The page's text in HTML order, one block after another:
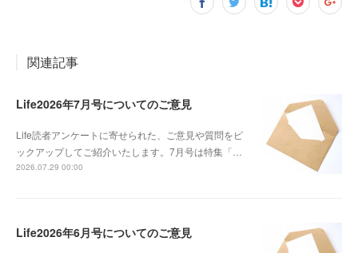
関連記事
Life2026年7月号についてのご意見
Life読者アンケートに寄せられた、ご意見や質問をピ
ックアップしてご紹介いたします。7月号は特集「…
2026.07.29 00:00
Life2026年6月号についてのご意見